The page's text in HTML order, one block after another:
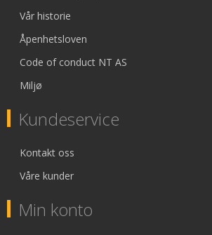
Vår historie
Åpenhetsloven
Code of conduct NT AS
Miljø
Kundeservice
Kontakt oss
Våre kunder
Min konto